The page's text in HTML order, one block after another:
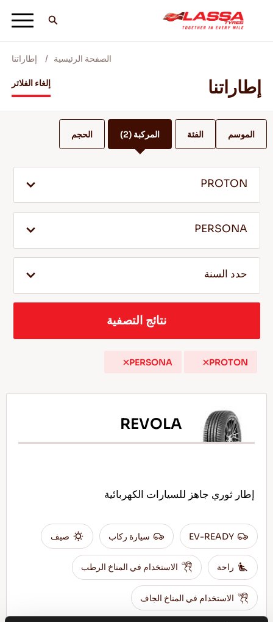
المدونات ومقاطع الفيديو
الخدمة والمساعدة
نصائح للقيادة في الثلج
اقرأ المزيد
الصفحة الرئيسية إطاراتنا
إطاراتنا إلغاء الفلاتر
الموسم الفئة المركبة (2) الحجم
PROTON
PERSONA
حدد السنة
نتائج التصفية
PROTON
PERSONA
REVOLA
إطار ثوري جاهز للسيارات الكهربائية
EV-READY سيارة ركاب صيف
راحة الاستخدام في المناخ الرطب
الاستخدام في المناخ الجاف